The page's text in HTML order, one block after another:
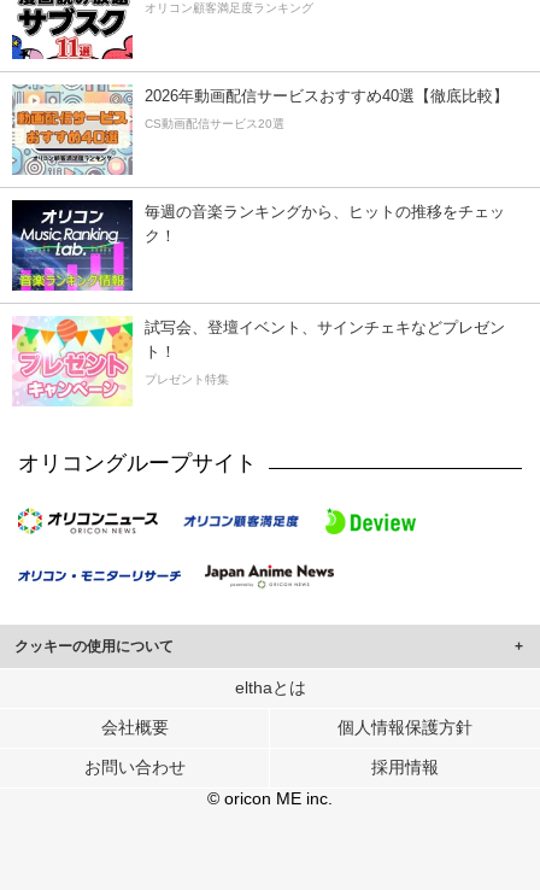
オリコン顧客満足度ランキング
2026年動画配信サービスおすすめ40選【徹底比較】
CS動画配信サービス20選
毎週の音楽ランキングから、ヒットの推移をチェッ
ク！
試写会、登壇イベント、サインチェキなどプレゼン
ト！
プレゼント特集
オリコングループサイト
クッキーの使用について
このサイトでは Cookie を使用して、ユーザーに合わせたコンテンツや広告の
行っています。
メディアや広告配信、データ解析の各パートナーに提供しています。
各パートナーは、この情報とユーザーが各パートナーに提供した他の情報や、
ユーザーが各パートナーのサービスを使用したときに収集した他の情報を組み
elthaとは
会社概要 個人情報保護方針
お問い合わせ
採用情報
© oricon ME inc.